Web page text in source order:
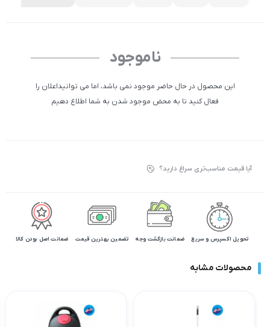
ناموجود
این محصول در حال حاضر موجود نمی باشد، اما می توانیداعلان را
فعال کنید تا به محض موجود شدن به شما اطلاع دهیم
آیا قیمت مناسب‌تری سراغ دارید؟
تحویل اکسپرس و سریع ضمانت بازگشت وجه تضمین بهترین قیمت ضمانت اصل بودن کالا
محصولات مشابه